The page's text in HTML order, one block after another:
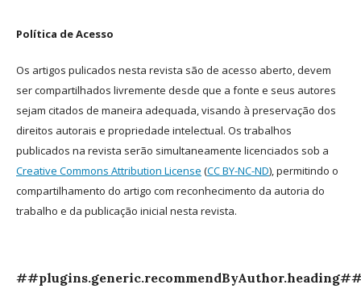
Política de Acesso
Os artigos pulicados nesta revista são de acesso aberto, devem
ser compartilhados livremente desde que a fonte e seus autores
sejam citados de maneira adequada, visando à preservação dos
direitos autorais e propriedade intelectual. Os trabalhos
publicados na revista serão simultaneamente licenciados sob a
Creative Commons Attribution License (CC BY-NC-ND), permitindo o
compartilhamento do artigo com reconhecimento da autoria do
trabalho e da publicação inicial nesta revista.